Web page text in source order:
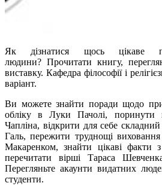
Як дізнатися щось цікаве
людини? Прочитати книгу,
виставку. Кафедра філософії і
варіант.
Ви можете знайти поради щодо
обліку в Луки Пачолі, поринути
Чапліна, відкрити для себе
Галь, пережити труднощі
Макаренком, знайти цікаві факти з
перечитати вірші Тараса
Перегляньте акаунти видатних
студенти.